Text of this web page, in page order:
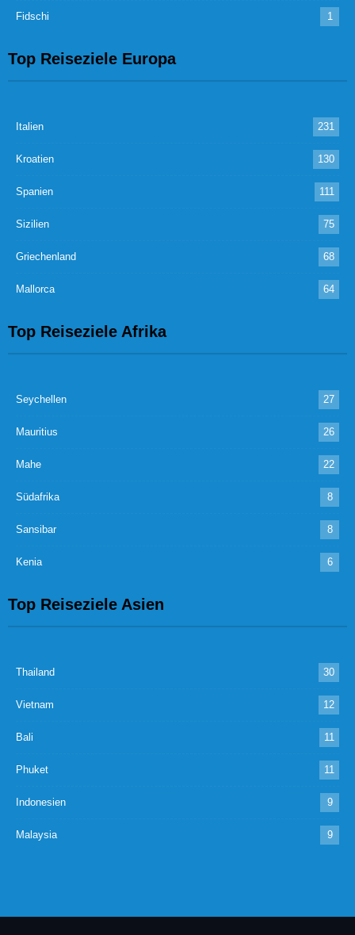
Fidschi 1
Top Reiseziele Europa
Italien 231
Kroatien 130
Spanien 111
Sizilien 75
Griechenland 68
Mallorca 64
Top Reiseziele Afrika
Seychellen 27
Mauritius 26
Mahe 22
Südafrika 8
Sansibar 8
Kenia 6
Top Reiseziele Asien
Thailand 30
Vietnam 12
Bali 11
Phuket 11
Indonesien 9
Malaysia 9